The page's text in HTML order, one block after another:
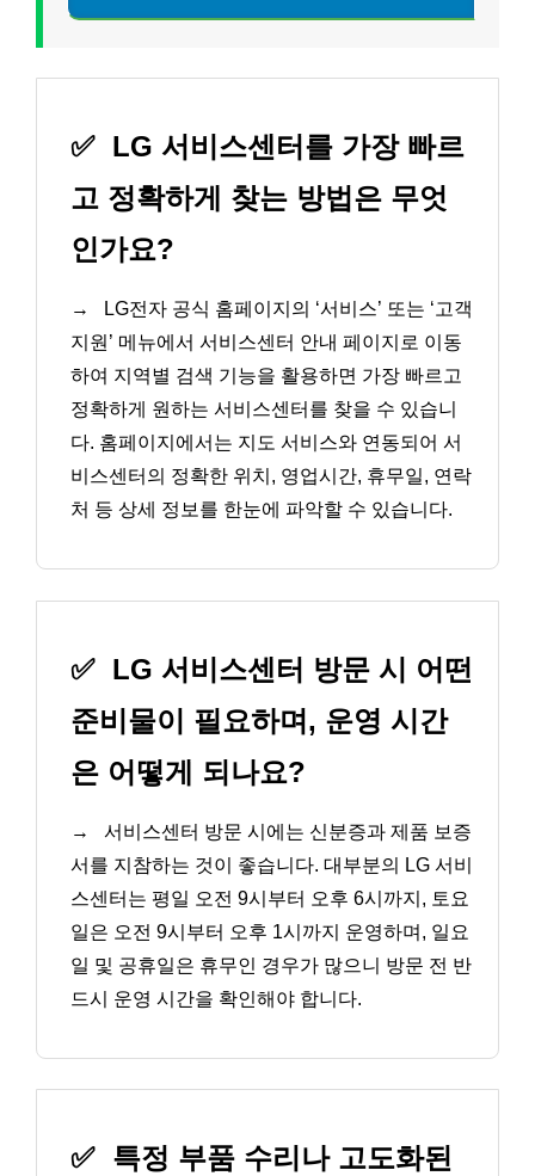
✅ LG 서비스센터를 가장 빠르
고 정확하게 찾는 방법은 무엇
인가요?
→
LG전자 공식 홈페이지의 ‘서비스’ 또는 ‘고객
지원’ 메뉴에서 서비스센터 안내 페이지로 이동
하여 지역별 검색 기능을 활용하면 가장 빠르고
정확하게 원하는 서비스센터를 찾을 수 있습니
다. 홈페이지에서는 지도 서비스와 연동되어 서
비스센터의 정확한 위치, 영업시간, 휴무일, 연락
처 등 상세 정보를 한눈에 파악할 수 있습니다.
✅ LG 서비스센터 방문 시 어떤
준비물이 필요하며, 운영 시간
은 어떻게 되나요?
→
서비스센터 방문 시에는 신분증과 제품 보증
서를 지참하는 것이 좋습니다. 대부분의 LG 서비
스센터는 평일 오전 9시부터 오후 6시까지, 토요
일은 오전 9시부터 오후 1시까지 운영하며, 일요
일 및 공휴일은 휴무인 경우가 많으니 방문 전 반
드시 운영 시간을 확인해야 합니다.
✅ 특정 부품 수리나 고도화된